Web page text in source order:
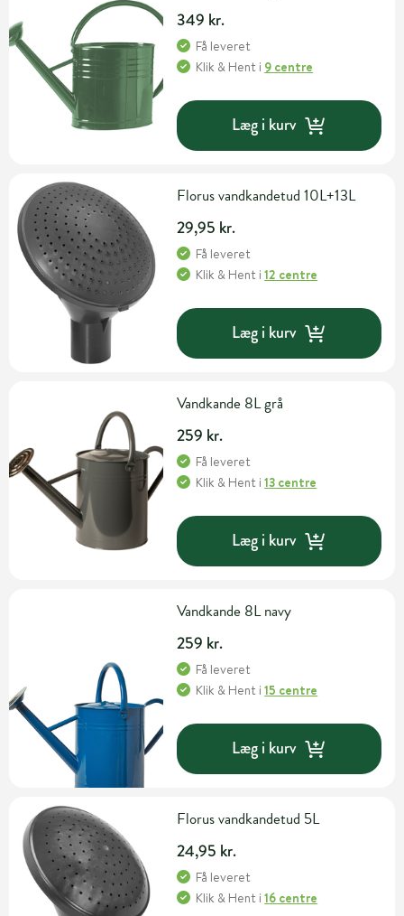
349 kr.
Få leveret
Klik & Hent i 9 centre
Læg i kurv
Florus vandkandetud 10L+13L
29,95 kr.
Få leveret
Klik & Hent i12 centre
Læg i kurv
Vandkande 8L grå
259 kr.
Få leveret
Klik & Hent i13 centre
Læg i kurv
Vandkande 8L navy
259 kr.
Få leveret
Klik & Hent i15 centre
Læg i kurv
Florus vandkandetud 5L
24,95 kr.
Få leveret
Klik & Hent i16 centre